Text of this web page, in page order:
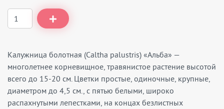
Калужница болотная (Caltha palustris) «Альба» —
многолетнее корневищное, травянистое растение высотой
всего до 15-20 см. Цветки простые, одиночные, крупные,
диаметром до 4,5 см., с пятью белыми, широко
распахнутыми лепестками, на концах безлистных